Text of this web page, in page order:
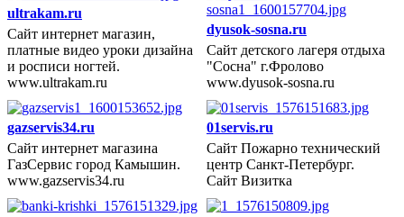
ultrakam.ru
Сайт интернет магазин,
платные видео уроки дизайна
и росписи ногтей.
www.ultrakam.ru
2013 год
dyusok-sosna.ru
Сайт детского лагеря отдыха
"Сосна" г.Фролово
www.dyusok-sosna.ru
gazservis34.ru
Сайт интернет магазина
ГазСервис город Камышин.
www.gazservis34.ru
2013 год
01servis.ru
Сайт Пожарно технический
центр Санкт-Петербург.
Сайт Визитка